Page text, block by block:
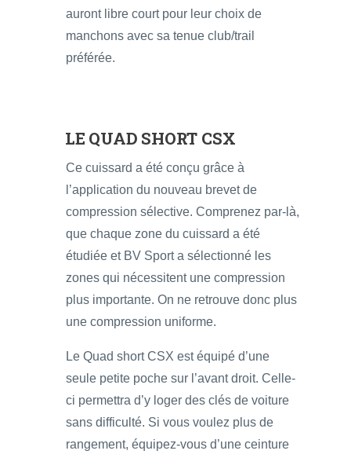
auront libre court pour leur choix de
manchons avec sa tenue club/trail
préférée.
LE QUAD SHORT CSX
Ce cuissard a été conçu grâce à
l’application du nouveau brevet de
compression sélective. Comprenez par-là,
que chaque zone du cuissard a été
étudiée et BV Sport a sélectionné les
zones qui nécessitent une compression
plus importante. On ne retrouve donc plus
une compression uniforme.
Le Quad short CSX est équipé d’une
seule petite poche sur l’avant droit. Celle-
ci permettra d’y loger des clés de voiture
sans difficulté. Si vous voulez plus de
rangement, équipez-vous d’une ceinture